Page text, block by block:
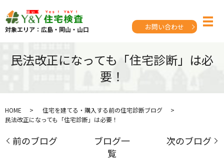
対象エリア：広島・岡山・山口 お問い合わせ
民法改正になっても「住宅診断」は必
要！
HOME
住宅を建てる・購入する前の住宅診断ブログ
民法改正になっても「住宅診断」は必要！
前のブログ
ブログ一
覧
次のブログ